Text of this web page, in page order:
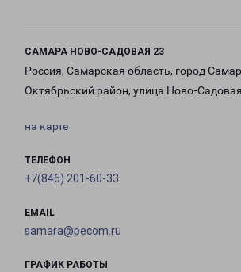
САМАРА НОВО-САДОВАЯ 23
Россия, Самарская область, город
Октябрьский район, улица Ново-
на карте
ТЕЛЕФОН
+7(846) 201-60-33
EMAIL
samara@pecom.ru
ГРАФИК РАБОТЫ